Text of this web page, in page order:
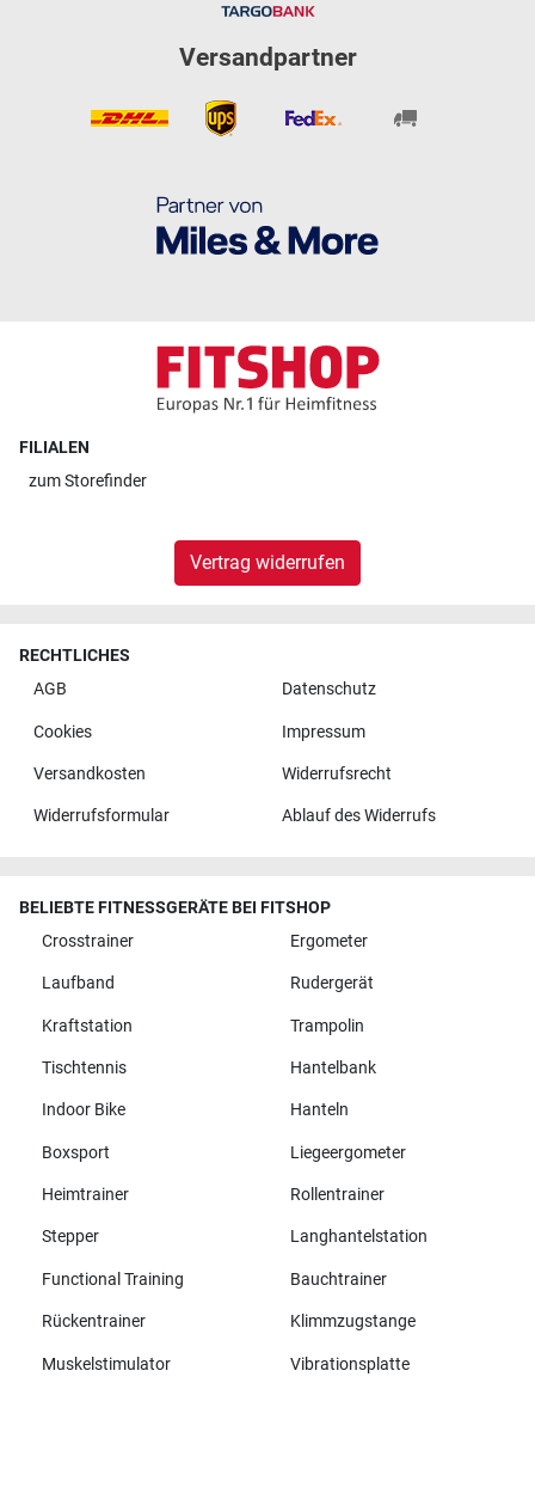
Versandpartner
FILIALEN
zumStorefinder
Vertrag widerrufen
RECHTLICHES
AGB
Datenschutz
Cookies Impressum
Versandkosten Widerrufsrecht
Widerrufsformular Ablauf des Widerrufs
BELIEBTE FITNESSGERÄTE BEI FITSHOP
Crosstrainer
Ergometer
Laufband Rudergerät
Kraftstation Trampolin
Tischtennis Hantelbank
Indoor Bike Hanteln
Boxsport Liegeergometer
Heimtrainer Rollentrainer
Stepper Langhantelstation
Functional Training Bauchtrainer
Rückentrainer Klimmzugstange
Muskelstimulator Vibrationsplatte